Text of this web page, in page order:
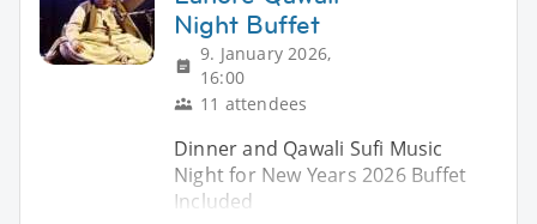
Night Buffet
9. January 2026,
16:00
11 attendees
Dinner and Qawali Sufi Music
Night for New Years 2026 Buffet
Included